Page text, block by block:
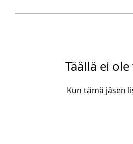
Täällä ei
Kun tämä jäsen